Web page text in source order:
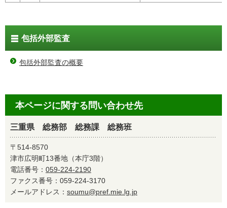
包括外部監査
包括外部監査の概要
本ページに関する問い合わせ先
三重県 総務部 総務課 総務班
〒514-8570
津市広明町13番地（本庁3階）
電話番号： 059-224-2190
ファクス番号：059-224-3170
メールアドレス： soumu@pref.mie.lg.jp